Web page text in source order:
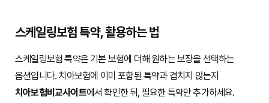
스케일링보험 특약, 활용하는 법
스케일링보험 특약은 기본 보험에 더해 원하는 보장을 선택하는
옵션입니다. 치아보험에 이미 포함된 특약과 겹치지 않는지
치아보험비교사이트에서 확인한 뒤, 필요한 특약만 추가하세요.